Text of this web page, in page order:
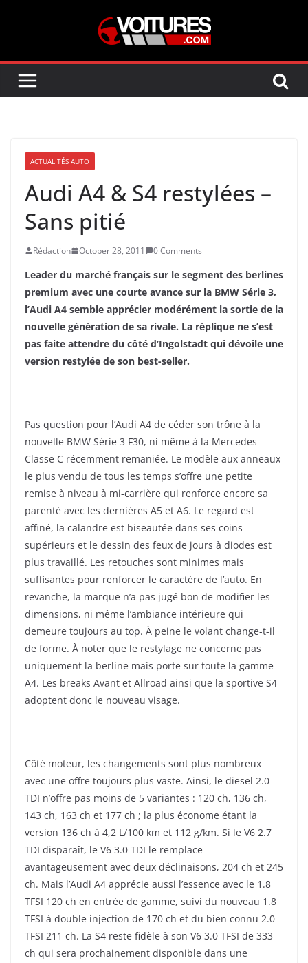
ACTUALITÉS AUTO
Audi A4 & S4 restylées –
Sans pitié
Rédaction October 28, 2011 0 Comments
Leader du marché français sur le segment des berlines
premium avec une courte avance sur la BMW Série 3,
l’Audi A4 semble apprécier modérément la sortie de la
nouvelle génération de sa rivale. La réplique ne s’est
pas faite attendre du côté d’Ingolstadt qui dévoile une
version restylée de son best-seller.
Pas question pour l’Audi A4 de céder son trône à la
nouvelle BMW Série 3 F30, ni même à la Mercedes
Classe C récemment remaniée. Le modèle aux anneaux
le plus vendu de tous les temps s’offre une petite
remise à niveau à mi-carrière qui renforce encore sa
parenté avec les dernières A5 et A6. Le regard est
affiné, la calandre est biseautée dans ses coins
supérieurs et le dessin des feux de jours à diodes est
plus travaillé. Les retouches sont minimes mais
suffisantes pour renforcer le caractère de l’auto. En
revanche, la marque n’a pas jugé bon de modifier les
dimensions, ni même l’ambiance intérieure qui
demeure toujours au top. À peine le volant change-t-il
de forme. À noter que le restylage ne concerne pas
uniquement la berline mais porte sur toute la gamme
A4. Les breaks Avant et Allroad ainsi que la sportive S4
adoptent donc le nouveau visage.
Côté moteur, les changements sont plus nombreux
avec une offre toujours plus vaste. Ainsi, le diesel 2.0
TDI n’offre pas moins de 5 variantes : 120 ch, 136 ch,
143 ch, 163 ch et 177 ch ; la plus économe étant la
version 136 ch à 4,2 L/100 km et 112 g/km. Si le V6 2.7
TDI disparaît, le V6 3.0 TDI le remplace
avantageusement avec deux déclinaisons, 204 ch et 245
ch. Mais l’Audi A4 apprécie aussi l’essence avec le 1.8
TFSI 120 ch en entrée de gamme, suivi du nouveau 1.8
TFSI à double injection de 170 ch et du bien connu 2.0
TFSI 211 ch. La S4 reste fidèle à son V6 3.0 TFSI de 333
ch qui sera prochainement disponible dans une